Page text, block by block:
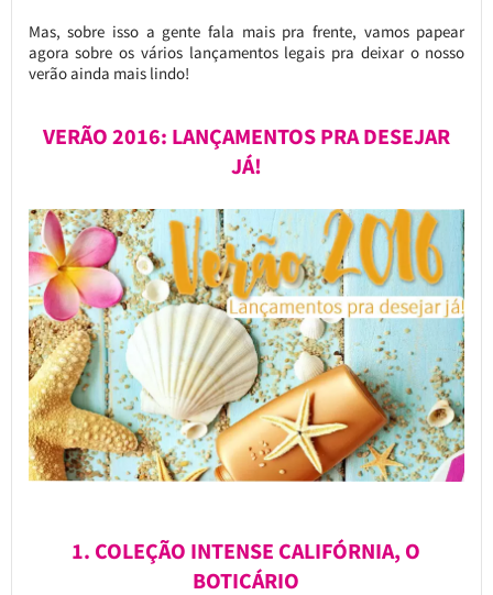
Mas, sobre isso a gente fala mais pra frente, vamos papear
agora sobre os vários lançamentos legais pra deixar o nosso
verão ainda mais lindo!
VERÃO 2016: LANÇAMENTOS PRA DESEJAR
JÁ!
1. COLEÇÃO INTENSE CALIFÓRNIA, O
BOTICÁRIO